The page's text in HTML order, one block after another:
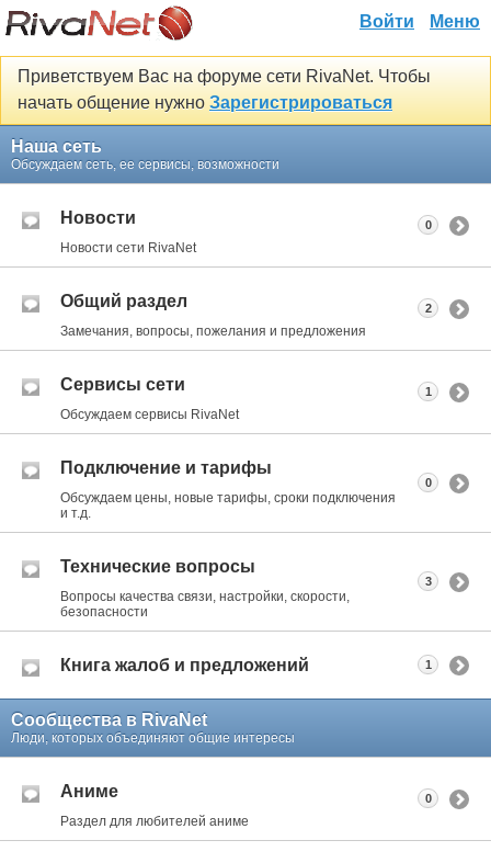
Войти Меню
Приветствуем Вас на форуме сети RivaNet. Чтобы
начать общение нужно Зарегистрироваться
Наша сеть
Обсуждаем сеть, ее сервисы, возможности
Новости
Новости сети RivaNet
0
Общий раздел
Замечания, вопросы, пожелания и предложения
2
Сервисы сети
Обсуждаем сервисы RivaNet
1
Подключение и тарифы
Обсуждаем цены, новые тарифы, сроки подключения
и т.д.
0
Технические вопросы
Вопросы качества связи, настройки, скорости,
безопасности
3
Книга жалоб и предложений 1
Сообщества в RivaNet
Люди, которых объединяют общие интересы
Аниме
Раздел для любителей аниме
0